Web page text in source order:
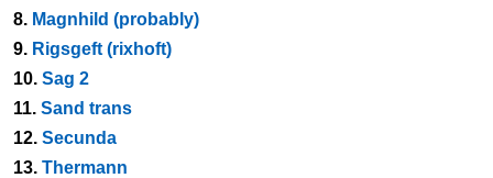
8. Magnhild (probably)
9. Rigsgeft (rixhoft)
10. Sag 2
11. Sand trans
12. Secunda
13. Thermann